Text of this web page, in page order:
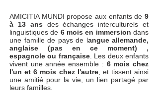
AMICITIA MUNDI propose aux enfants de 9
à 13 ans des échanges interculturels et
linguistiques de 6 moisen immersion dans
une famillede pays de langue allemande,
anglaise (pas en ce moment) ,
espagnole ou française. Les deux enfants
vivent une année ensemble : 6 mois chez
l'un et 6 mois chez l'autre, et tissent ainsi
une amitié pour la vie, un lien partagé par
leurs familles.